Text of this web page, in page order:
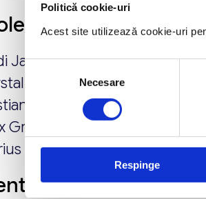
Politică cookie-uri
Acest site utilizează cookie-uri
Selecția
consimțământului
Necesare
Respinge
recente
Jarvis
Carter
Manafu
Grecu
Marin
recente